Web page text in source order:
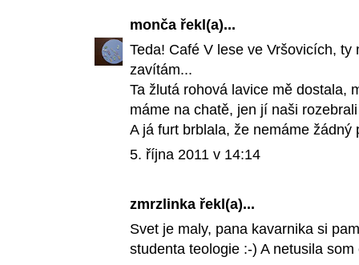
monča řekl(a)...
Teda! Café V lese ve Vršovicích,
zavítám...
Ta žlutá rohová lavice mě dostala,
máme na chatě, jen jí naši
A já furt brblala, že nemáme
5. října 2011 v 14:14
zmrzlinka řekl(a)...
Svet je maly, pana kavarnika si
studenta teologie :-) A netusila